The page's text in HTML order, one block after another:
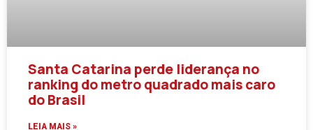
Santa Catarina perde liderança no
ranking do metro quadrado mais caro
do Brasil
LEIA MAIS »